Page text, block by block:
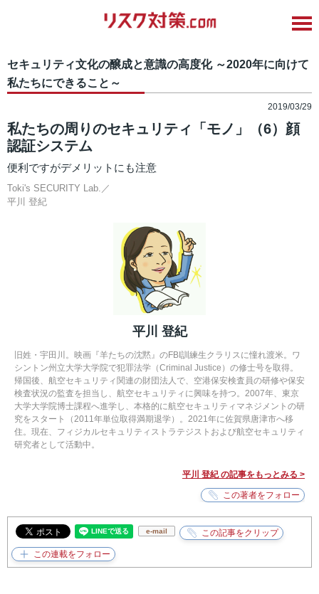
セキュリティ文化の醸成と意識の高度化 ～2020年に向けて
私たちにできること～
2019/03/29
私たちの周りのセキュリティ「モノ」（6）顔
認証システム
便利ですがデメリットにも注意
Toki's SECURITY Lab.／
平川 登紀
平川 登紀
旧姓・宇田川。映画『羊たちの沈黙』のFBI訓練生クラリスに憧れ渡米。ワ
シントン州立大学大学院で犯罪法学（Criminal Justice）の修士号を取得。
帰国後、航空セキュリティ関連の財団法人で、空港保安検査員の研修や保安
検査状況の監査を担当し、航空セキュリティに興味を持つ。2007年、東京
大学大学院博士課程へ進学し、本格的に航空セキュリティマネジメントの研
究をスタート（2011年単位取得満期退学）。2021年に佐賀県唐津市へ移
住。現在、フィジカルセキュリティストラテジストおよび航空セキュリティ
研究者として活動中。
平川 登紀 の記事をもっとみる >
e-mail